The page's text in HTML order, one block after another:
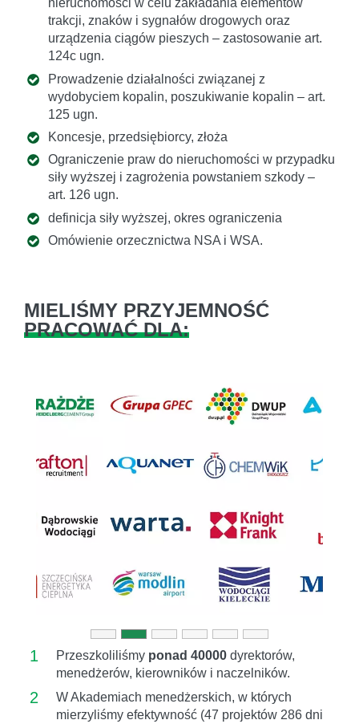
nieruchomości w celu zakładania elementów
trakcji, znaków i sygnałów drogowych oraz
urządzenia ciągów pieszych – zastosowanie art.
124c ugn.
Prowadzenie działalności związanej z
wydobyciem kopalin, poszukiwanie kopalin – art.
125 ugn.
Koncesje, przedsiębiorcy, złoża
Ograniczenie praw do nieruchomości w przypadku
siły wyższej i zagrożenia powstaniem szkody –
art. 126 ugn.
definicja siły wyższej, okres ograniczenia
Omówienie orzecznictwa NSA i WSA.
MIELIŚMY PRZYJEMNOŚĆ
PRACOWAĆ DLA:
1 Przeszkoliliśmy ponad 40000 dyrektorów,
menedżerów, kierowników i naczelników.
2
W Akademiach menedżerskich, w których
mierzyliśmy efektywność (47 projektów 286 dni